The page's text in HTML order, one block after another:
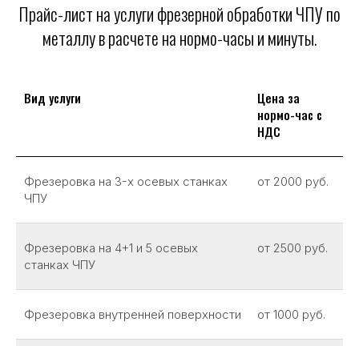
Прайс-лист на услуги фрезерной обработки ЧПУ по
металлу в расчете на нормо-часы и минуты.
Вид услуги
Цена за
нормо-час с
НДС
Фрезеровка на 3-х осевых станках
ЧПУ
от 2000 руб.
Фрезеровка на 4+1 и 5 осевых
станках ЧПУ
от 2500 руб.
Фрезеровка внутренней поверхности от 1000 руб.